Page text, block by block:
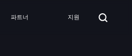
파트너 지원